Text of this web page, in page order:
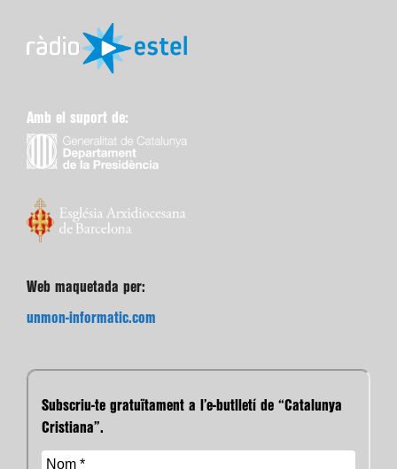
Amb el suport de:
Web maquetada per:
unmon-informatic.com
Subscriu-te gratuïtament a l’e-butlletí de “Catalunya
Cristiana”.